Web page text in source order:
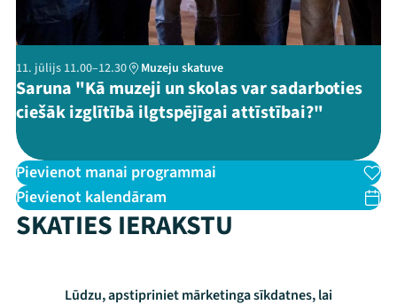
11. jūlijs 11.00–12.30 Muzeju skatuve
Saruna "Kā muzeji un skolas var sadarboties
ciešāk izglītībā ilgtspējīgai attīstībai?"
Pievienot manai programmai
Pievienot kalendāram
SKATIES IERAKSTU
Lūdzu, apstipriniet mārketinga sīkdatnes, lai